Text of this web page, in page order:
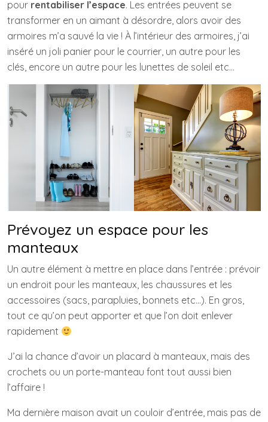
pour rentabiliser l’espace. Les entrées peuvent se
transformer en un aimant à désordre, alors avoir des
armoires m’a sauvé la vie ! À l’intérieur des armoires, j’ai
inséré un joli panier pour le courrier, un autre pour les
clés, encore un autre pour les lunettes de soleil etc…
Prévoyez un espace pour les
manteaux
Un autre élément à mettre en place dans l’entrée : prévoir
un endroit pour les manteaux, les chaussures et les
accessoires (sacs, parapluies, bonnets etc…). En gros,
tout ce qu’on peut apporter et que l’on doit enlever
rapidement
J’ai la chance d’avoir un placard à manteaux, mais des
crochets ou un porte-manteau font tout aussi bien
l’affaire !
Ma dernière maison avait un couloir d’entrée, mais pas de